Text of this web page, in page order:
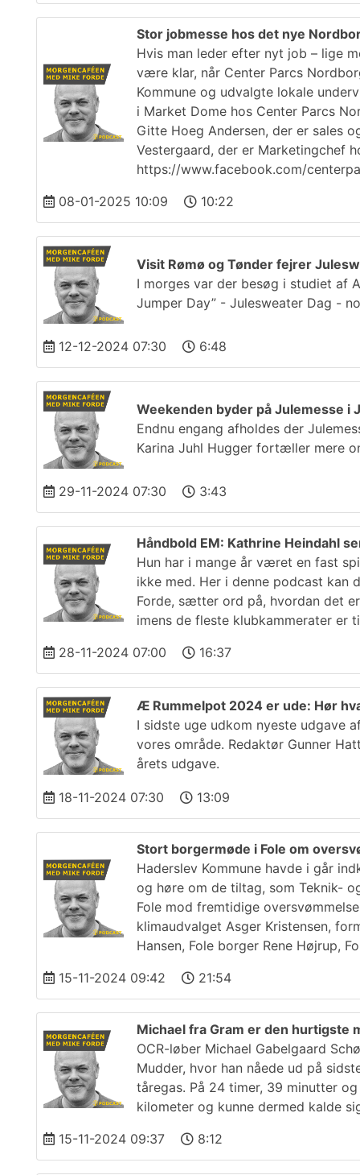
Stor jobmesse hos det nye
Hvis man leder efter nyt job – lige
være klar, når Center Parcs
Kommune og udvalgte lokale
i Market Dome hos Center Parcs
Gitte Hoeg Andersen, der er sales
Vestergaard, der er Marketingchef
https://www.facebook.com/
08-01-2025 10:09
10:22
Visit Rømø og Tønder fejrer
I morges var der besøg i studiet af
Jumper Day” - Julesweater Dag -
12-12-2024 07:30 6:48
Weekenden byder på Julemesse i
Endnu engang afholdes der
Karina Juhl Hugger fortæller mere
29-11-2024 07:30 3:43
Håndbold EM: Kathrine Heindahl
Hun har i mange år været en fast
ikke med. Her i denne podcast kan
Forde, sætter ord på, hvordan det
imens de fleste klubkammerater er
28-11-2024 07:00
16:37
Æ Rummelpot 2024 er ude: Hør
I sidste uge udkom nyeste udgave
vores område. Redaktør Gunner
årets udgave.
18-11-2024 07:30 13:09
Stort borgermøde i Fole om
Haderslev Kommune havde i går
og høre om de tiltag, som Teknik-
Fole mod fremtidige
klimaudvalget Asger Kristensen,
Hansen, Fole borger Rene Højrup,
15-11-2024 09:42
21:54
Michael fra Gram er den hurtigste
OCR-løber Michael Gabelgaard
Mudder, hvor han nåede ud på
tåregas. På 24 timer, 39 minutter
kilometer og kunne dermed kalde
15-11-2024 09:37
8:12